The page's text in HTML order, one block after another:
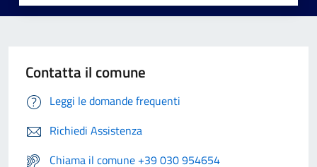
Contatta il comune
Leggi le domande frequenti
Richiedi Assistenza
Chiama il comune +39 030 954654